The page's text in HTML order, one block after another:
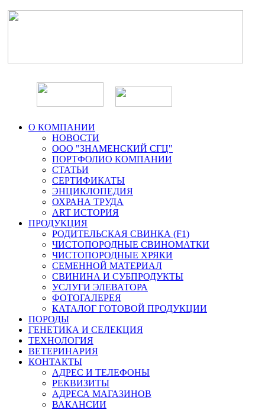
О КОМПАНИИ
НОВОСТИ
ООО "ЗНАМЕНСКИЙ СГЦ"
ПОРТФОЛИО КОМПАНИИ
СТАТЬИ
СЕРТИФИКАТЫ
ЭНЦИКЛОПЕДИЯ
ОХРАНА ТРУДА
ART ИСТОРИЯ
ПРОДУКЦИЯ
РОДИТЕЛЬСКАЯ СВИНКА (F1)
ЧИСТОПОРОДНЫЕ СВИНОМАТКИ
ЧИСТОПОРОДНЫЕ ХРЯКИ
СЕМЕННОЙ МАТЕРИАЛ
СВИНИНА И СУБПРОДУКТЫ
УСЛУГИ ЭЛЕВАТОРА
ФОТОГАЛЕРЕЯ
КАТАЛОГ ГОТОВОЙ ПРОДУКЦИИ
ПОРОДЫ
ГЕНЕТИКА И СЕЛЕКЦИЯ
ТЕХНОЛОГИЯ
ВЕТЕРИНАРИЯ
КОНТАКТЫ
АДРЕС И ТЕЛЕФОНЫ
РЕКВИЗИТЫ
АДРЕСА МАГАЗИНОВ
ВАКАНСИИ